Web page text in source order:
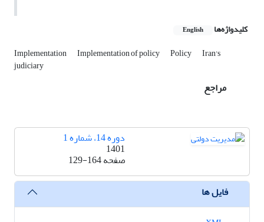
کلیدواژه‌ها English
Implementation Implementation of policy Policy Iran's
judiciary
مراجع
دوره 14، شماره 1
1401
صفحه129-164
فایل ها